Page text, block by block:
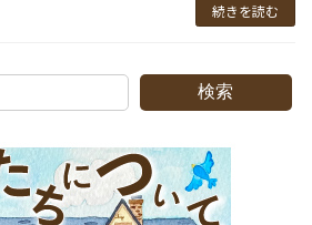
続きを読む
検索